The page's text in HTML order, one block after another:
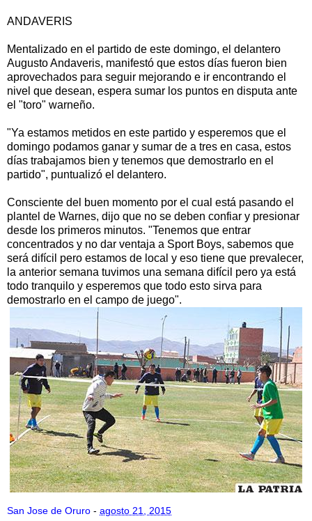
ANDAVERIS
Mentalizado en el partido de este domingo, el delantero
Augusto Andaveris, manifestó que estos días fueron bien
aprovechados para seguir mejorando e ir encontrando el
nivel que desean, espera sumar los puntos en disputa ante
el "toro" warneño.
"Ya estamos metidos en este partido y esperemos que el
domingo podamos ganar y sumar de a tres en casa, estos
días trabajamos bien y tenemos que demostrarlo en el
partido", puntualizó el delantero.
Consciente del buen momento por el cual está pasando el
plantel de Warnes, dijo que no se deben confiar y presionar
desde los primeros minutos. "Tenemos que entrar
concentrados y no dar ventaja a Sport Boys, sabemos que
será difícil pero estamos de local y eso tiene que prevalecer,
la anterior semana tuvimos una semana difícil pero ya está
todo tranquilo y esperemos que todo esto sirva para
demostrarlo en el campo de juego".
San Jose de Oruro - agosto 21, 2015